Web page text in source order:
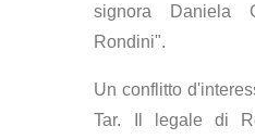
signora Daniela
Rondini".
Un conflitto
Tar. Il legale di